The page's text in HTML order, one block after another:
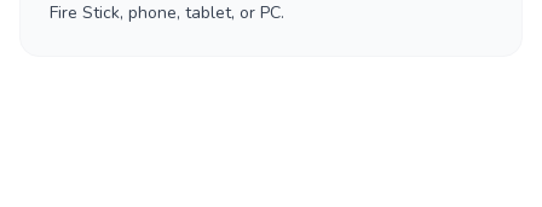
Fire Stick, phone, tablet, or PC.